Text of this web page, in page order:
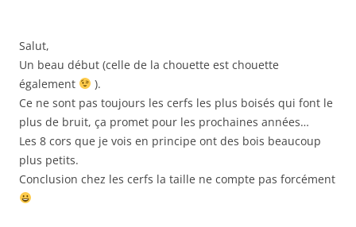
Salut,
Un beau début (celle de la chouette est chouette
également
).
Ce ne sont pas toujours les cerfs les plus boisés qui font le
plus de bruit, ça promet pour les prochaines années…
Les 8 cors que je vois en principe ont des bois beaucoup
plus petits.
Conclusion chez les cerfs la taille ne compte pas forcément